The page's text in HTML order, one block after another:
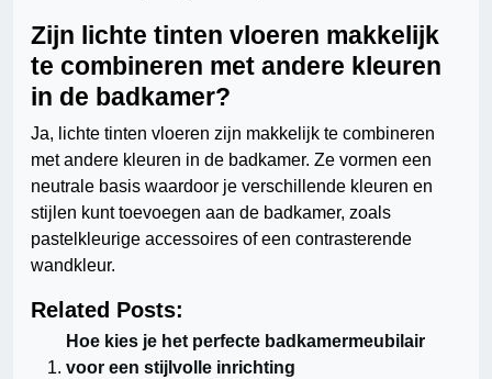
Zijn lichte tinten vloeren makkelijk
te combineren met andere kleuren
in de badkamer?
Ja, lichte tinten vloeren zijn makkelijk te combineren
met andere kleuren in de badkamer. Ze vormen een
neutrale basis waardoor je verschillende kleuren en
stijlen kunt toevoegen aan de badkamer, zoals
pastelkleurige accessoires of een contrasterende
wandkleur.
Related Posts:
Hoe kies je het perfecte badkamermeubilair
voor een stijlvolle inrichting